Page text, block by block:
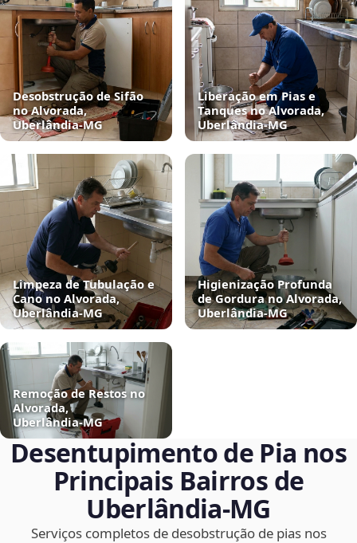
Desobstrução de Sifão
no Alvorada,
Uberlândia‑MG
Liberação em Pias e
Tanques no Alvorada,
Uberlândia‑MG
Limpeza de Tubulação e
Cano no Alvorada,
Uberlândia‑MG
Higienização Profunda
de Gordura no Alvorada,
Uberlândia‑MG
Remoção de Restos no
Alvorada,
Uberlândia‑MG
Desentupimento de Pia nos
Principais Bairros de
Uberlândia‑MG
Serviços completos de desobstrução de pias nos